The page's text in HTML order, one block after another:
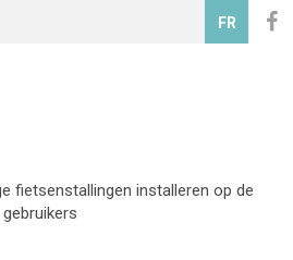
FR
fietsenstallingen installeren op de